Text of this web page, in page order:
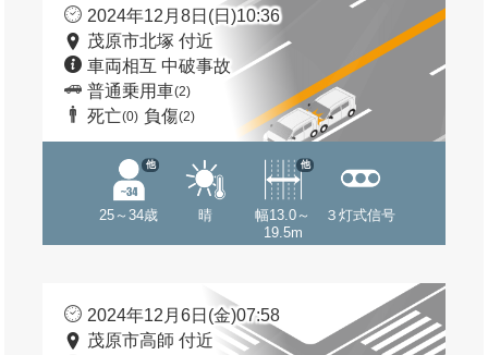
2024年12月8日(日)10:36
茂原市北塚 付近
車両相互 中破事故
普通乗用車(2)
死亡(0) 負傷(2)
25～34歳
他
晴
幅13.0～
19.5m
他
３灯式信号
2024年12月6日(金)07:58
茂原市高師 付近